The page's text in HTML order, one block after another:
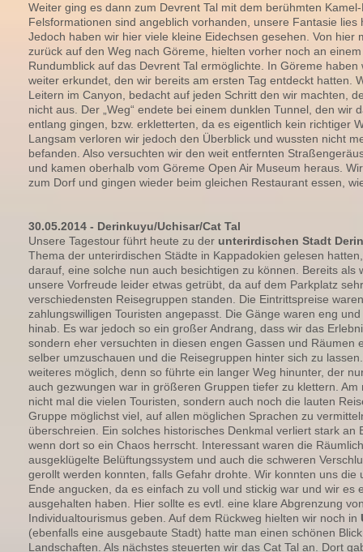
Weiter ging es dann zum Devrent Tal mit dem berühmten
Felsformationen sind angeblich vorhanden, unsere Fantasie
Jedoch haben wir hier viele kleine Eidechsen gesehen. Von hier
zurück auf den Weg nach Göreme, hielten vorher noch an
Rundumblick auf das Devrent Tal ermöglichte. In Göreme
weiter erkundet, den wir bereits am ersten Tag entdeckt hatten.
Leitern im Canyon, bedacht auf jeden Schritt den wir machten,
nicht aus. Der „Weg“ endete bei einem dunklen Tunnel, den wir
entlang gingen, bzw. erkletterten, da es eigentlich kein richtiger
Langsam verloren wir jedoch den Überblick und wussten nicht
befanden. Also versuchten wir den weit entfernten
und kamen oberhalb vom Göreme Open Air Museum heraus.
zum Dorf und gingen wieder beim gleichen Restaurant essen,
30.05.2014 - Derinkuyu/Uchisar/Cat Tal
Unsere Tagestour führt heute zu der unterirdischen Stadt
Thema der unterirdischen Städte in Kappadokien gelesen
darauf, eine solche nun auch besichtigen zu können. Bereits als
unsere Vorfreude leider etwas getrübt, da auf dem Parkplatz
verschiedensten Reisegruppen standen. Die Eintrittspreise
zahlungswilligen Touristen angepasst. Die Gänge waren eng
hinab. Es war jedoch so ein großer Andrang, dass wir das
sondern eher versuchten in diesen engen Gassen und Räumen
selber umzuschauen und die Reisegruppen hinter sich zu
weiteres möglich, denn so führte ein langer Weg hinunter, der
auch gezwungen war in größeren Gruppen tiefer zu klettern.
nicht mal die vielen Touristen, sondern auch noch die lauten
Gruppe möglichst viel, auf allen möglichen Sprachen zu
überschreien. Ein solches historisches Denkmal verliert stark an
wenn dort so ein Chaos herrscht. Interessant waren die
ausgeklügelte Belüftungssystem und auch die schweren
gerollt werden konnten, falls Gefahr drohte. Wir konnten uns die
Ende angucken, da es einfach zu voll und stickig war und wir es
ausgehalten haben. Hier sollte es evtl. eine klare Abgrenzung
Individualtourismus geben. Auf dem Rückweg hielten wir noch in
(ebenfalls eine ausgebaute Stadt) hatte man einen schönen
Landschaften. Als nächstes steuerten wir das Cat Tal an. Dort